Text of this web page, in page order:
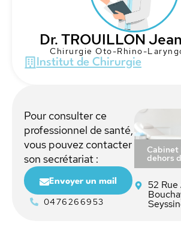
Dr. TROUILLON
Chirurgie Oto-Rhino-
Institut de Chirurgie
Pour consulter ce
professionnel de santé,
vous pouvez contacter
son secrétariat :
Envoyer un mail
0476266953
Cabinet
dehors
52 Rue